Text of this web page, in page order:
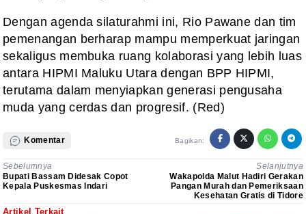
Dengan agenda silaturahmi ini, Rio Pawane dan tim
pemenangan berharap mampu memperkuat jaringan
sekaligus membuka ruang kolaborasi yang lebih luas
antara HIPMI Maluku Utara dengan BPP HIPMI,
terutama dalam menyiapkan generasi pengusaha
muda yang cerdas dan progresif. (Red)
Komentar Bagikan:
Sebelumnya
Bupati Bassam Didesak Copot
Kepala Puskesmas Indari
Selanjutnya
Wakapolda Malut Hadiri Gerakan
Pangan Murah dan Pemeriksaan
Kesehatan Gratis di Tidore
Artikel Terkait